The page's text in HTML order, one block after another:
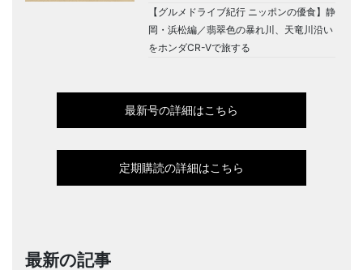
【グルメドライブ紀行 ニッポンの優食】静
岡・浜松編／翡翠色の暴れ川、天竜川沿い
をホンダCR-Vで旅する
最新号の詳細はこちら
定期購読の詳細はこちら
最新の記事